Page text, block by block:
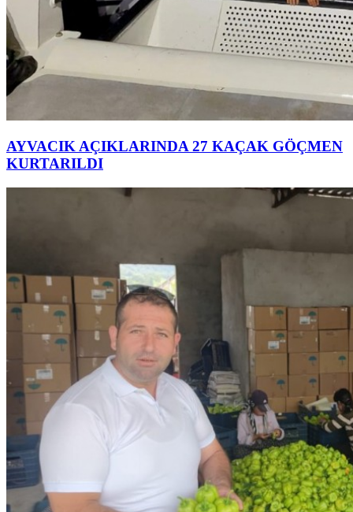
AYVACIK AÇIKLARINDA 27 KAÇAK GÖÇMEN
KURTARILDI